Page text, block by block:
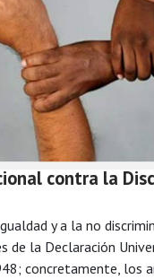
contra la
y a la no
de la Declaración
concretamente, los